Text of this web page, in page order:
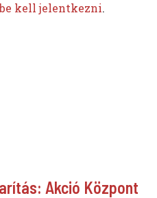
be kell jelentkezni.
Akció Központ